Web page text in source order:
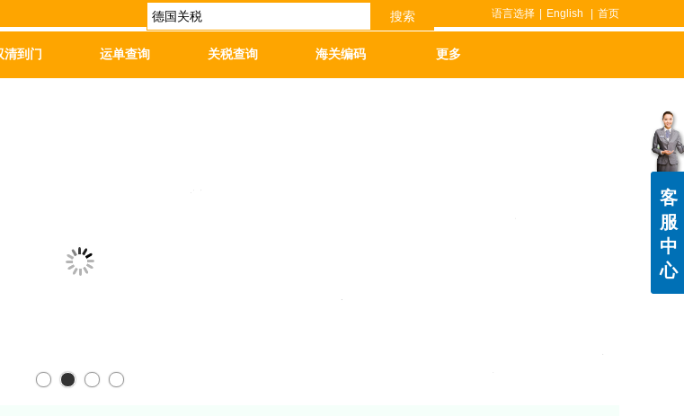
搜索
清到门 运单查询 关税查询 海关编码 更多
语言选择 English 首页
客
服
中
心